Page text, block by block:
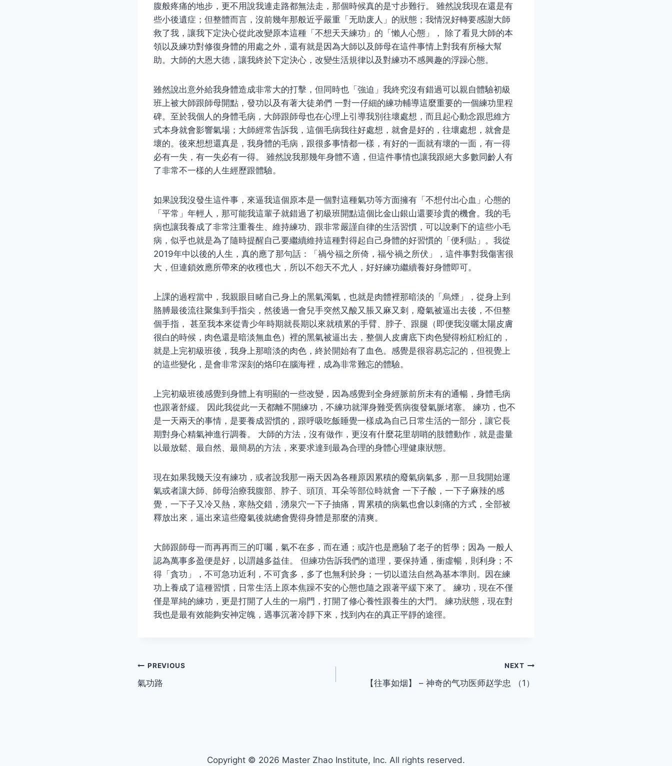
腹般疼痛的地步，更不用說我連走路都無法走，那個時候真的是寸步難行。 雖然說我現在還是有
些小後遺症；但整體而言，沒前幾年那般近乎嚴重「无助废人」的狀態；我情況好轉要感謝大師
救了我，讓我下定決心從此改變原本這種「不想天天練功」的「懶人心態」， 除了看見大師的本
領以及練功對修復身體的用處之外，還有就是因為大師以及師母在這件事情上對我有所極大幫
助。大師的大恩大德，讓我終於下定決心，改變生活規律以及對練功不感興趣的浮躁心態。
雖然說出意外給我身體造成非常大的打擊，但同時也「強迫」我終究沒有錯過可以親自體驗初級
班上被大師跟師母開點，發功以及有著大徒弟們 一對一仔細的練功輔導這麼重要的一個練功里程
碑。至於我個人的身體毛病，大師跟師母也在心理上引導我別往壞處想，而且起心動念跟思維方
式本身就會影響氣場；大師經常告訴我，這個毛病我往好處想，就會是好的，往壞處想，就會是
壞的。後來想想還真是，我身體的毛病，跟很多事情都一樣，有好的一面就有壞的一面，有一得
必有一失，有一失必有一得。 雖然說我那幾年身體不適，但這件事情也讓我跟絕大多數同齡人有
了非常不一樣的人生經歷跟體驗。
如果說我沒發生這件事，來逼我這個原本是一個對這種氣功等方面擁有「不想付出心血」心態的
「平常」年輕人，那可能我這輩子就錯過了初級班開點這個比金山銀山還要珍貴的機會。我的毛
病也讓我養成了非常注重養生、維持練功、跟非常嚴謹自律的生活習慣，可以說剩下的這些小毛
病，似乎也就是為了隨時提醒自己要繼續維持這種對得起自己身體的好習慣的「便利貼」。我從
2019年中以後的人生，真的應了那句話：「禍兮福之所倚，福兮禍之所伏」，這件事對我傷害很
大，但連鎖效應所帶來的收穫也大，所以不怨天不尤人，好好練功繼續養好身體即可。
上課的過程當中，我親眼目睹自己身上的黑氣濁氣，也就是肉體裡那暗淡的「烏煙」，從身上到
胳膊最後流往聚集到手指尖，然後過一會兒手突然又酸又脹又麻又刺，廢氣被逼出去後，不但整
個手指， 甚至我本來從青少年時期就長期以來就積累的手臂、脖子、跟腿（即便我沒曬太陽皮膚
很白的時候，肉色還是暗淡無血色）裡的黑氣被逼出去，整個人皮膚底下肉色變得粉紅粉紅的，
就是上完初級班後，我身上那暗淡的肉色，終於開始有了血色。感覺是很容易忘記的，但視覺上
的這些變化，是會非常深刻的烙印在腦海裡，成為非常難忘的體驗。
上完初級班後感覺到身體上有明顯的一些改變，因為感覺到全身經脈前所未有的通暢，身體毛病
也跟著舒緩。 因此我從此一天都離不開練功，不練功就渾身難受舊病復發氣脈堵塞。 練功，也不
是一天兩天的事情，是要養成習慣的，跟呼吸吃飯睡覺一樣成為自己日常生活的一部分，讓它長
期對身心精氣神進行調養。 大師的方法，沒有做作，更沒有什麼花里胡哨的肢體動作，就是盡量
以最放鬆、最自然、最簡易的方法，來要求達到最為合理的身體心理健康狀態。
現在如果我幾天沒有練功，或者說我那一兩天因為各種原因累積的廢氣病氣多，那一旦我開始運
氣或者讓大師、師母治療我腹部、脖子、頭頂、耳朵等部位時就會 一下子酸，一下子麻辣的感
覺，一下子又冷又熱，寒熱交錯，湧泉穴一下子抽痛，胃累積的病氣也會以刺痛的方式，全部被
釋放出來，逼出來這些廢氣後就總會覺得身體是那麼的清爽。
大師跟師母一而再再而三的叮囑，氣不在多，而在通；或許也是應驗了老子的哲學；因為 一般人
認為萬事多盈便是好，以謂越多益佳。 但練功告訴我們的道理，要保持通，衝虛暢，則利身；不
得「貪功」，不可急功近利，不可貪多，多了也無利於身；一切以道法自然為基本準則。因在練
功上養成了這種習慣，日常生活上原本焦躁不安的心態也隨之跟著平緩下來了。 練功，現在不僅
僅是單純的練功，更是打開了人生的一扇門，打開了修心養性跟養生的大門。 練功狀態，現在對
我也是最有效能夠安神定魄，遇事沉著冷靜下來，找到內在的真正平靜的途徑。
Post
navigation
PREVIOUS
氣功路
NEXT
【往事如烟】 – 神奇的气功医师赵学忠 （1）
Copyright © 2026 Master Zhao Institute, Inc. All rights reserved.